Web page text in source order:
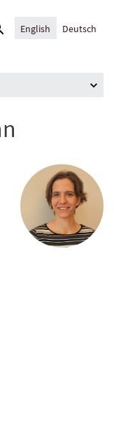
English Deutsch